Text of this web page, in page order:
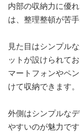
内部の収納力に優
は、整理整頓が苦
見た目はシンプル
ットが設けられて
マートフォンやペ
けて収納できます。
外側はシンプルな
やすいのが魅力です